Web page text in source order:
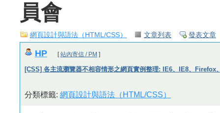
員會
網頁設計與語法（HTML/CSS） 文章列表 發表文章
HP [站內寄信 / PM ]
[CSS] 各主流瀏覽器不相容情形之網頁實例整理: IE6、IE8、Firefox
分類標籤: 網頁設計與語法（HTML/CSS）